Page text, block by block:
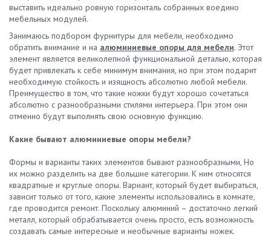
выставить идеально ровную горизонталь собранных воедино
мебельных модулей.
Занимаюсь подбором фурнитуры для мебели, необходимо
обратить внимание и на алюминиевые опоры для мебели. Этот
элемент является великолепной функциональной деталью, которая
будет привлекать к себе минимум внимания, но при этом подарит
необходимую стойкость и изящность абсолютно любой мебели.
Преимущество в том, что такие ножки будут хорошо сочетаться
абсолютно с разнообразными стилями интерьера. При этом они
отменно будут выполнять свою основную функцию.
Какие бывают алюминиевые опоры мебели?
Формы и варианты таких элементов бывают разнообразными, Но
их можно разделить на две большие категории. К ним относятся
квадратные и круглые опоры. Вариант, который будет выбираться,
зависит только от того, какие элементы использовались в комнате,
где проводится ремонт. Поскольку алюминий – достаточно легкий
металл, который обрабатывается очень просто, есть возможность
создавать самые интересные и необычные варианты ножек.